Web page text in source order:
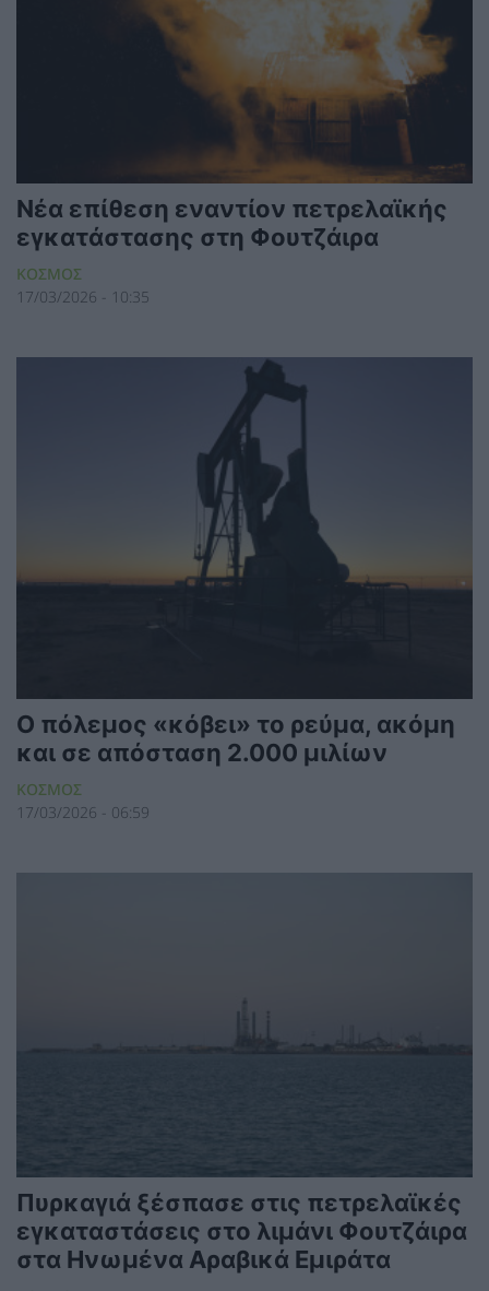
Νέα επίθεση εναντίον πετρελαϊκής
εγκατάστασης στη Φουτζάιρα
ΚΟΣΜΟΣ
17/03/2026 - 10:35
Ο πόλεμος «κόβει» το ρεύμα, ακόμη
και σε απόσταση 2.000 μιλίων
ΚΟΣΜΟΣ
17/03/2026 - 06:59
Πυρκαγιά ξέσπασε στις πετρελαϊκές
εγκαταστάσεις στο λιμάνι Φουτζάιρα
στα Ηνωμένα Αραβικά Εμιράτα